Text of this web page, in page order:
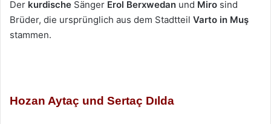
Der kurdische Sänger Erol Berxwedan und Miro sind
Brüder, die ursprünglich aus dem Stadtteil Varto in Muş
stammen.
Hozan Aytaç und Sertaç Dılda